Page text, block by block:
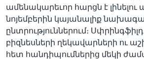
ամենակարեւոր հարցն է
նոյեմբերին կայանալիք
ընտրություններում։
բիզնեսների ղեկավարների ու
հետ հանդիպումներից մեկի